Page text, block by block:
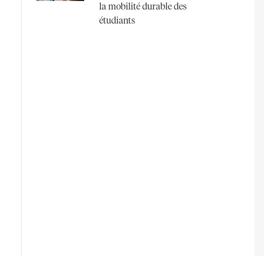
la mobilité durable des
étudiants